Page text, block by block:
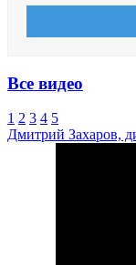
Все видео
1 2 3 4 5
Дмитрий Захаров,